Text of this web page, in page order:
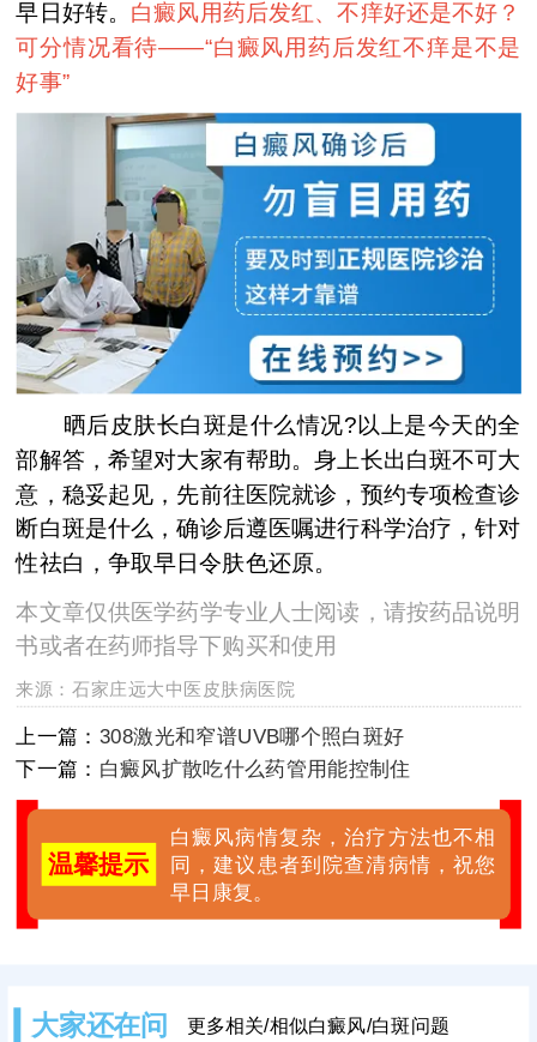
早日好转。 白癜风用药后发红、不痒好还是不好？
可分情况看待——“白癜风用药后发红不痒是不是
好事”
晒后皮肤长白斑是什么情况?以上是今天的全
部解答，希望对大家有帮助。身上长出白斑不可大
意，稳妥起见，先前往医院就诊，预约专项检查诊
断白斑是什么，确诊后遵医嘱进行科学治疗，针对
性祛白，争取早日令肤色还原。
本文章仅供医学药学专业人士阅读，请按药品说明
书或者在药师指导下购买和使用
来源：石家庄远大中医皮肤病医院
上一篇： 308激光和窄谱UVB哪个照白斑好
下一篇： 白癜风扩散吃什么药管用能控制住
温馨提示
白癜风病情复杂，治疗方法也不相
同，建议患者到院查清病情，祝您
早日康复。
大家还在问 更多相关/相似白癜风/白斑问题